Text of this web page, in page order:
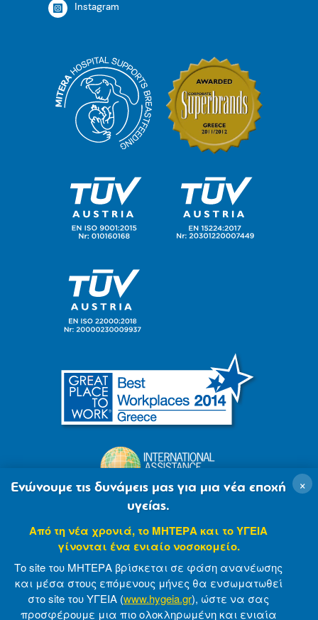
Instagram
© 2007-2021 MITERA S.A Privacy Policy
×
Ενώνουμε τις δυνάμεις μας για μια νέα εποχή
υγείας.
Από τη νέα χρονιά, το ΜΗΤΕΡΑ και το ΥΓΕΙΑ
γίνονται ένα ενιαίο νοσοκομείο.
Το site του ΜΗΤΕΡΑ βρίσκεται σε φάση ανανέωσης
και μέσα στους επόμενους μήνες θα ενσωματωθεί
στο site του ΥΓΕΙΑ (www.hygeia.gr), ώστε να σας
προσφέρουμε μια πιο ολοκληρωμένη και ενιαία